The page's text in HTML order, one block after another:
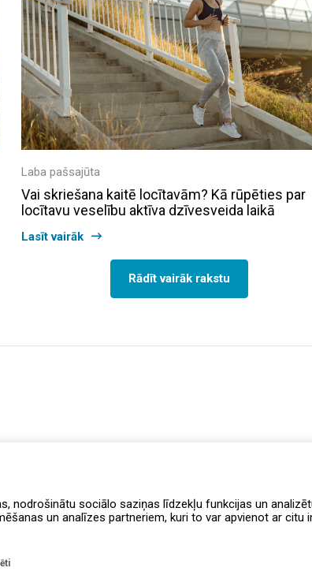
nodrošinātu sociālo saziņas līdzekļu funkcijas un
un analīzes partneriem, kuri to var apvienot ar citu
Laba pašsajūta
Vai skriešana kaitē locītavām? Kā rūpēties par
locītavu veselību aktīva dzīvesveida laikā
Lasīt vairāk
Rādīt vairāk rakstu